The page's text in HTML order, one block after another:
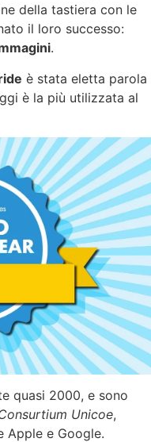
della tastiera con le
il loro successo:
.
è stata eletta parola
è la più utilizzata al
quasi 2000, e sono
Unicoe,
Apple e Google.